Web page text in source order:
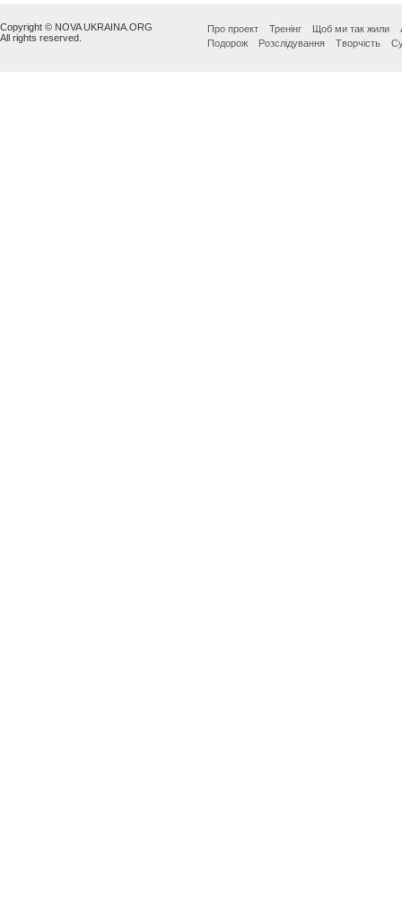
Copyright © NOVA UKRAINA.ORG
All rights reserved.
Про проект Тренінг Щоб ми так жили
Подорож
Розслідування Творчість